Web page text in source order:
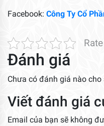
Facebook: Công Ty Cổ
Đánh giá
Chưa có đánh giá nào cho
Viết đánh giá
Email của bạn sẽ không